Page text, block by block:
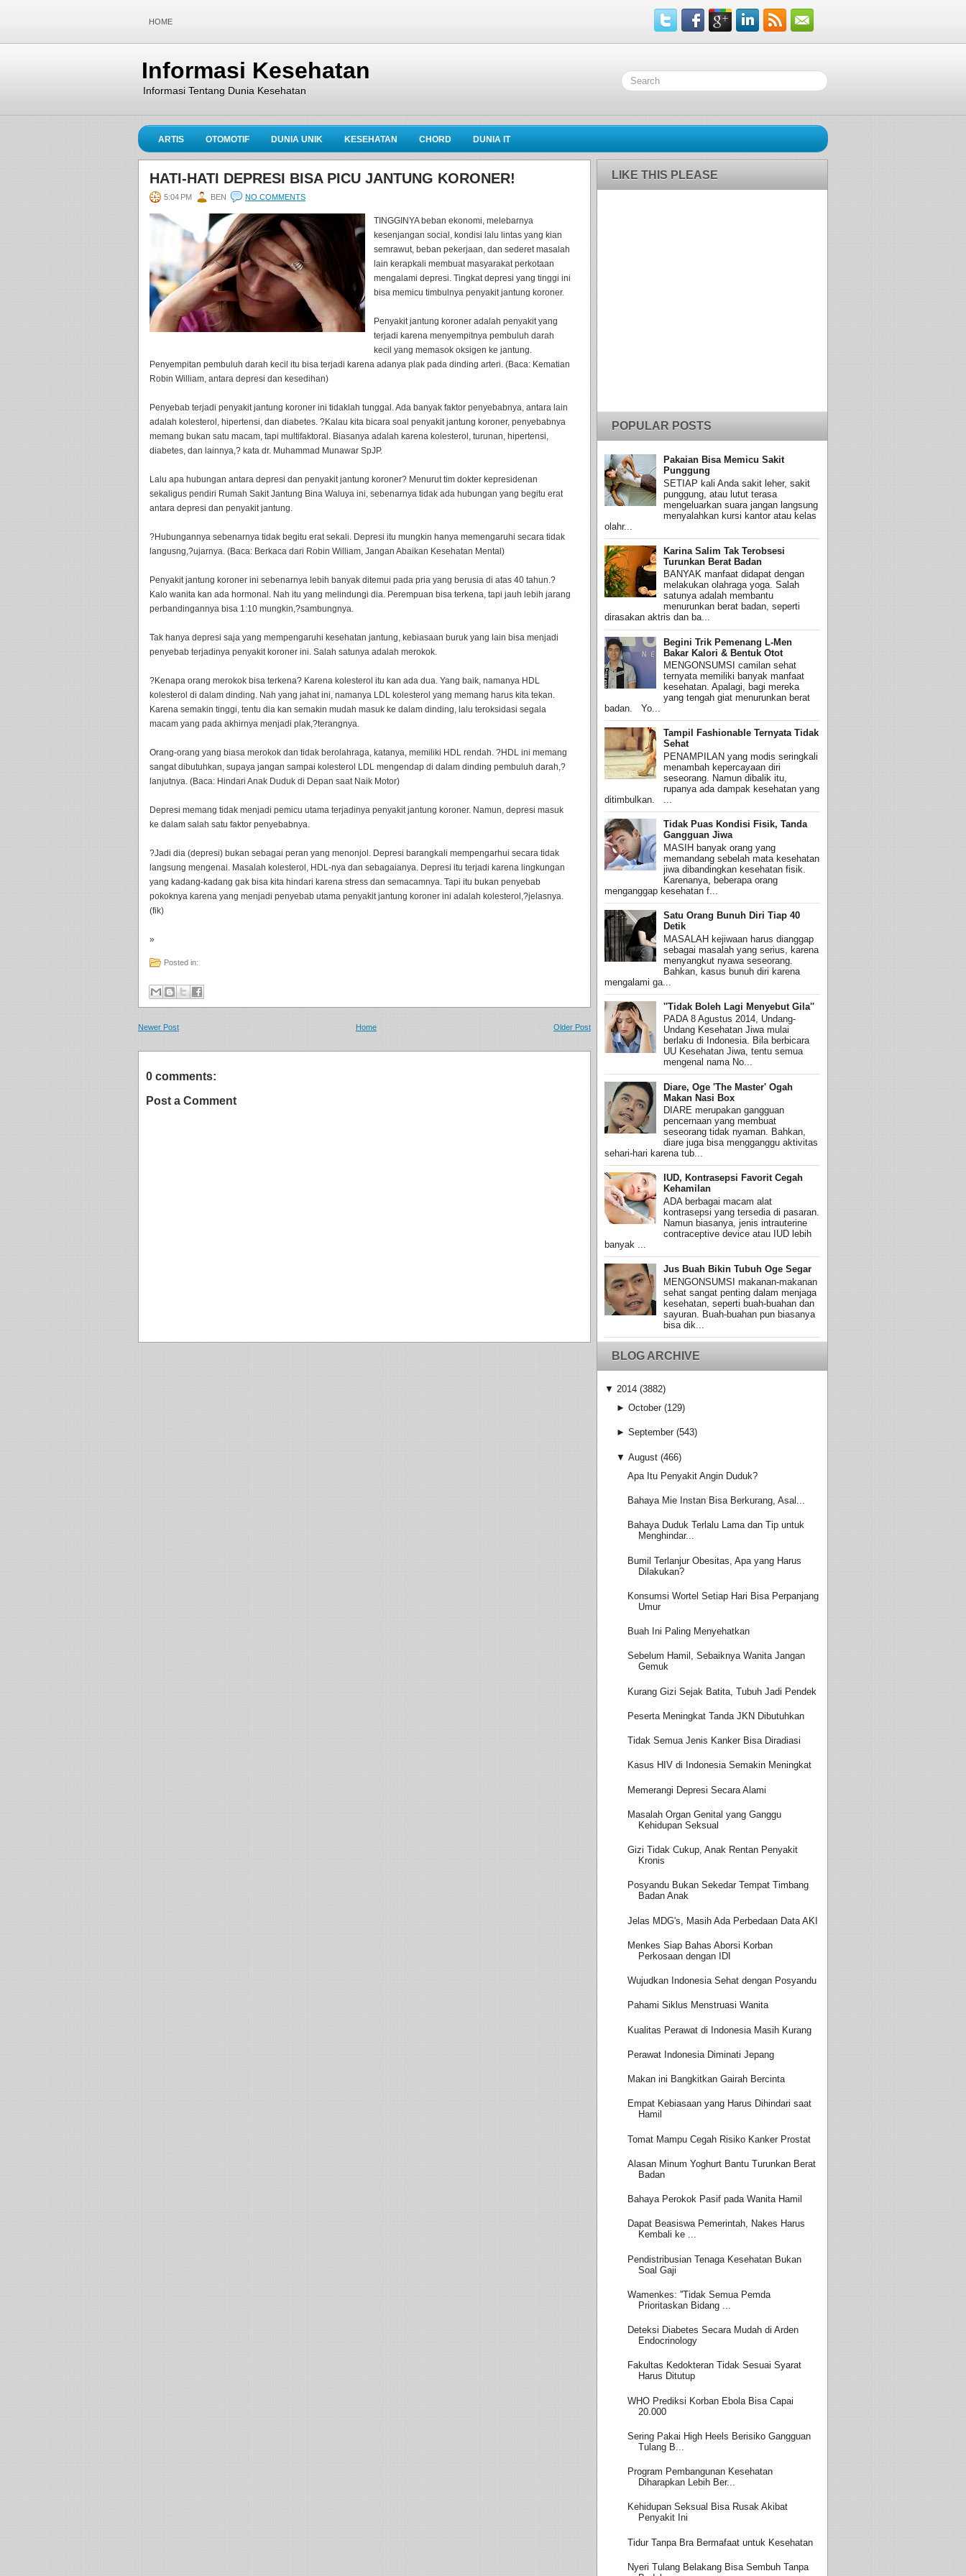
HOME
Informasi Kesehatan
Informasi Tentang Dunia Kesehatan
ARTIS OTOMOTIF DUNIA UNIK KESEHATAN CHORD DUNIA IT
HATI-HATI DEPRESI BISA PICU JANTUNG KORONER!
5:04 PM BEN NO COMMENTS
TINGGINYA beban ekonomi, melebarnya
kesenjangan social, kondisi lalu lintas yang kian
semrawut, beban pekerjaan, dan sederet masalah
lain kerapkali membuat masyarakat perkotaan
mengalami depresi. Tingkat depresi yang tinggi ini
bisa memicu timbulnya penyakit jantung koroner.
Penyakit jantung koroner adalah penyakit yang
terjadi karena menyempitnya pembuluh darah
kecil yang memasok oksigen ke jantung.
Penyempitan pembuluh darah kecil itu bisa terjadi karena adanya plak pada dinding arteri. (Baca: Kematian
Robin William, antara depresi dan kesedihan)
Penyebab terjadi penyakit jantung koroner ini tidaklah tunggal. Ada banyak faktor penyebabnya, antara lain
adalah kolesterol, hipertensi, dan diabetes. ?Kalau kita bicara soal penyakit jantung koroner, penyebabnya
memang bukan satu macam, tapi multifaktoral. Biasanya adalah karena kolesterol, turunan, hipertensi,
diabetes, dan lainnya,? kata dr. Muhammad Munawar SpJP.
Lalu apa hubungan antara depresi dan penyakit jantung koroner? Menurut tim dokter kepresidenan
sekaligus pendiri Rumah Sakit Jantung Bina Waluya ini, sebenarnya tidak ada hubungan yang begitu erat
antara depresi dan penyakit jantung.
?Hubungannya sebenarnya tidak begitu erat sekali. Depresi itu mungkin hanya memengaruhi secara tidak
langusng,?ujarnya. (Baca: Berkaca dari Robin William, Jangan Abaikan Kesehatan Mental)
Penyakit jantung koroner ini sebenarnya lebih banyak ditemui pada pria yang berusia di atas 40 tahun.?
Kalo wanita kan ada hormonal. Nah itu yang melindungi dia. Perempuan bisa terkena, tapi jauh lebih jarang
perbandingannya bisa 1:10 mungkin,?sambungnya.
Tak hanya depresi saja yang mempengaruhi kesehatan jantung, kebiasaan buruk yang lain bisa menjadi
penyebab terjadinya penyakit koroner ini. Salah satunya adalah merokok.
?Kenapa orang merokok bisa terkena? Karena kolesterol itu kan ada dua. Yang baik, namanya HDL
kolesterol di dalam dinding. Nah yang jahat ini, namanya LDL kolesterol yang memang harus kita tekan.
Karena semakin tinggi, tentu dia kan semakin mudah masuk ke dalam dinding, lalu teroksidasi segala
macam yang pada akhirnya menjadi plak,?terangnya.
Orang-orang yang biasa merokok dan tidak berolahraga, katanya, memiliki HDL rendah. ?HDL ini memang
sangat dibutuhkan, supaya jangan sampai kolesterol LDL mengendap di dalam dinding pembuluh darah,?
lanjutnya. (Baca: Hindari Anak Duduk di Depan saat Naik Motor)
Depresi memang tidak menjadi pemicu utama terjadinya penyakit jantung koroner. Namun, depresi masuk
ke dalam salah satu faktor penyebabnya.
?Jadi dia (depresi) bukan sebagai peran yang menonjol. Depresi barangkali mempengarhui secara tidak
langsung mengenai. Masalah kolesterol, HDL-nya dan sebagaianya. Depresi itu terjadi karena lingkungan
yang kadang-kadang gak bisa kita hindari karena stress dan semacamnya. Tapi itu bukan penyebab
pokoknya karena yang menjadi penyebab utama penyakit jantung koroner ini adalah kolesterol,?jelasnya.
(fik)
»
Posted in:
Newer Post Older Post
Home
0 comments:
Post a Comment
LIKE THIS PLEASE
POPULAR POSTS
Pakaian Bisa Memicu Sakit
Punggung
SETIAP kali Anda sakit leher, sakit
punggung, atau lutut terasa
mengeluarkan suara jangan langsung
menyalahkan kursi kantor atau kelas
olahr...
Karina Salim Tak Terobsesi
Turunkan Berat Badan
BANYAK manfaat didapat dengan
melakukan olahraga yoga. Salah
satunya adalah membantu
menurunkan berat badan, seperti
dirasakan aktris dan ba...
Begini Trik Pemenang L-Men
Bakar Kalori & Bentuk Otot
MENGONSUMSI camilan sehat
ternyata memiliki banyak manfaat
kesehatan. Apalagi, bagi mereka
yang tengah giat menurunkan berat
badan. Yo...
Tampil Fashionable Ternyata Tidak
Sehat
PENAMPILAN yang modis seringkali
menambah kepercayaan diri
seseorang. Namun dibalik itu,
rupanya ada dampak kesehatan yang
ditimbulkan. ...
Tidak Puas Kondisi Fisik, Tanda
Gangguan Jiwa
MASIH banyak orang yang
memandang sebelah mata kesehatan
jiwa dibandingkan kesehatan fisik.
Karenanya, beberapa orang
menganggap kesehatan f...
Satu Orang Bunuh Diri Tiap 40
Detik
MASALAH kejiwaan harus dianggap
sebagai masalah yang serius, karena
menyangkut nyawa seseorang.
Bahkan, kasus bunuh diri karena
mengalami ga...
''Tidak Boleh Lagi Menyebut Gila''
PADA 8 Agustus 2014, Undang-
Undang Kesehatan Jiwa mulai
berlaku di Indonesia. Bila berbicara
UU Kesehatan Jiwa, tentu semua
mengenal nama No...
Diare, Oge 'The Master' Ogah
Makan Nasi Box
DIARE merupakan gangguan
pencernaan yang membuat
seseorang tidak nyaman. Bahkan,
diare juga bisa mengganggu aktivitas
sehari-hari karena tub...
IUD, Kontrasepsi Favorit Cegah
Kehamilan
ADA berbagai macam alat
kontrasepsi yang tersedia di pasaran.
Namun biasanya, jenis intrauterine
contraceptive device atau IUD lebih
banyak ...
Jus Buah Bikin Tubuh Oge Segar
MENGONSUMSI makanan-makanan
sehat sangat penting dalam menjaga
kesehatan, seperti buah-buahan dan
sayuran. Buah-buahan pun biasanya
bisa dik...
BLOG ARCHIVE
▼ 2014 (3882)
► October (129)
► September (543)
▼ August (466)
Apa Itu Penyakit Angin Duduk?
Bahaya Mie Instan Bisa Berkurang, Asal...
Bahaya Duduk Terlalu Lama dan Tip untuk
Menghindar...
Bumil Terlanjur Obesitas, Apa yang Harus
Dilakukan?
Konsumsi Wortel Setiap Hari Bisa Perpanjang
Umur
Buah Ini Paling Menyehatkan
Sebelum Hamil, Sebaiknya Wanita Jangan
Gemuk
Kurang Gizi Sejak Batita, Tubuh Jadi Pendek
Peserta Meningkat Tanda JKN Dibutuhkan
Tidak Semua Jenis Kanker Bisa Diradiasi
Kasus HIV di Indonesia Semakin Meningkat
Memerangi Depresi Secara Alami
Masalah Organ Genital yang Ganggu
Kehidupan Seksual
Gizi Tidak Cukup, Anak Rentan Penyakit
Kronis
Posyandu Bukan Sekedar Tempat Timbang
Badan Anak
Jelas MDG's, Masih Ada Perbedaan Data AKI
Menkes Siap Bahas Aborsi Korban
Perkosaan dengan IDI
Wujudkan Indonesia Sehat dengan Posyandu
Pahami Siklus Menstruasi Wanita
Kualitas Perawat di Indonesia Masih Kurang
Perawat Indonesia Diminati Jepang
Makan ini Bangkitkan Gairah Bercinta
Empat Kebiasaan yang Harus Dihindari saat
Hamil
Tomat Mampu Cegah Risiko Kanker Prostat
Alasan Minum Yoghurt Bantu Turunkan Berat
Badan
Bahaya Perokok Pasif pada Wanita Hamil
Dapat Beasiswa Pemerintah, Nakes Harus
Kembali ke ...
Pendistribusian Tenaga Kesehatan Bukan
Soal Gaji
Wamenkes: ''Tidak Semua Pemda
Prioritaskan Bidang ...
Deteksi Diabetes Secara Mudah di Arden
Endocrinology
Fakultas Kedokteran Tidak Sesuai Syarat
Harus Ditutup
WHO Prediksi Korban Ebola Bisa Capai
20.000
Sering Pakai High Heels Berisiko Gangguan
Tulang B...
Program Pembangunan Kesehatan
Diharapkan Lebih Ber...
Kehidupan Seksual Bisa Rusak Akibat
Penyakit Ini
Tidur Tanpa Bra Bermafaat untuk Kesehatan
Nyeri Tulang Belakang Bisa Sembuh Tanpa